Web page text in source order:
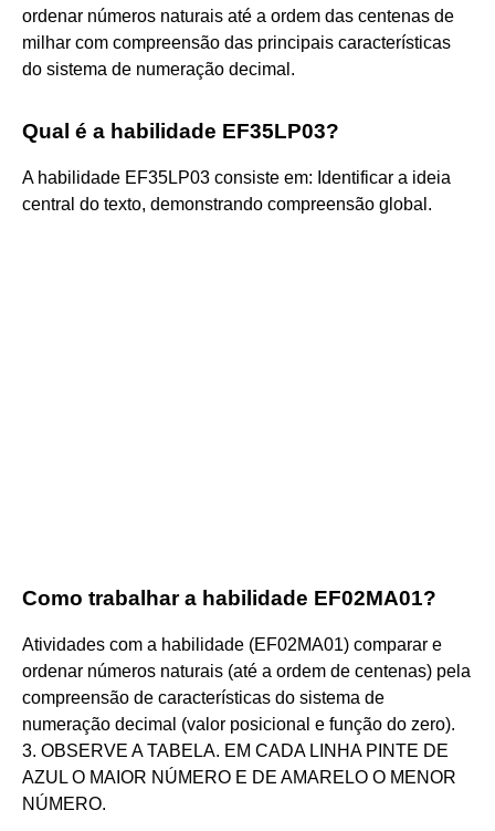
ordenar números naturais até a ordem das centenas de
milhar com compreensão das principais características
do sistema de numeração decimal.
Qual é a habilidade EF35LP03?
A habilidade EF35LP03 consiste em: Identificar a ideia
central do texto, demonstrando compreensão global.
Como trabalhar a habilidade EF02MA01?
Atividades com a habilidade (EF02MA01) comparar e
ordenar números naturais (até a ordem de centenas) pela
compreensão de características do sistema de
numeração decimal (valor posicional e função do zero).
3. OBSERVE A TABELA. EM CADA LINHA PINTE DE
AZUL O MAIOR NÚMERO E DE AMARELO O MENOR
NÚMERO.